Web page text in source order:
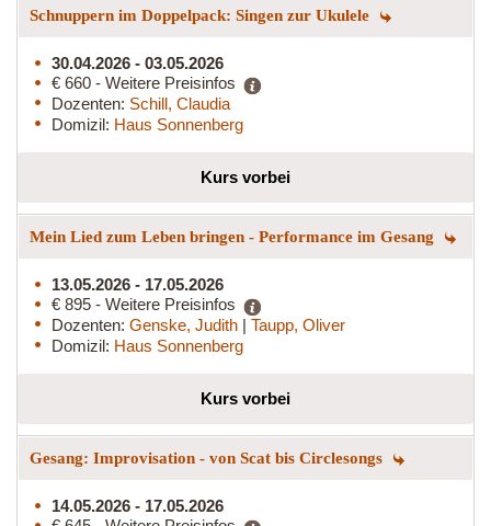
Schnuppern im Doppelpack: Singen zur Ukulele
30.04.2026 - 03.05.2026
€ 660 - Weitere Preisinfos
Dozenten: Schill, Claudia
Domizil: Haus Sonnenberg
Kurs vorbei
Mein Lied zum Leben bringen - Performance im Gesang
13.05.2026 - 17.05.2026
€ 895 - Weitere Preisinfos
Dozenten: Genske, Judith | Taupp, Oliver
Domizil: Haus Sonnenberg
Kurs vorbei
Gesang: Improvisation - von Scat bis Circlesongs
14.05.2026 - 17.05.2026